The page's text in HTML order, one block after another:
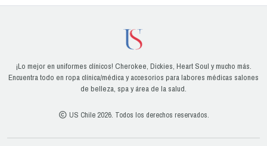
¡Lo mejor en uniformes clínicos! Cherokee, Dickies, Heart Soul y mucho más.
Encuentra todo en ropa clínica/médica y accesorios para labores médicas salones
de belleza, spa y área de la salud.
US Chile 2026. Todos los derechos reservados.